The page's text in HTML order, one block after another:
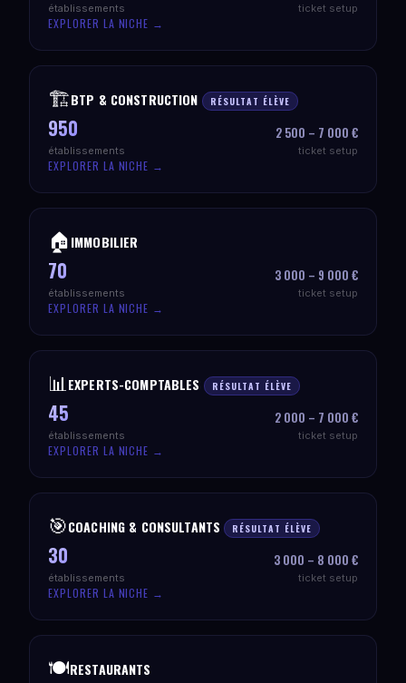
établissements ticket setup
EXPLORER LA NICHE →
🏗️BTP & CONSTRUCTION RÉSULTAT ÉLÈVE
950
établissements
2 500 – 7 000 €
ticket setup
EXPLORER LA NICHE →
🏠IMMOBILIER
70
établissements
3 000 – 9 000 €
ticket setup
EXPLORER LA NICHE →
📊 EXPERTS-COMPTABLES RÉSULTAT ÉLÈVE
45
établissements
2 000 – 7 000 €
ticket setup
EXPLORER LA NICHE →
🎯COACHING & CONSULTANTS RÉSULTAT ÉLÈVE
30
établissements
3 000 – 8 000 €
ticket setup
EXPLORER LA NICHE →
🍽️RESTAURANTS